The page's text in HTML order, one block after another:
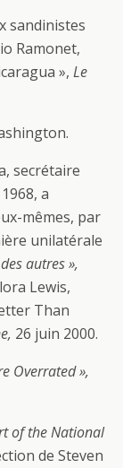
sandinistes
Ramonet,
», Le
secrétaire
a
mêmes, par
unilatérale
autres »,
Lewis,
Than
26 juin 2000.
Overrated »,
of the National
de Steven